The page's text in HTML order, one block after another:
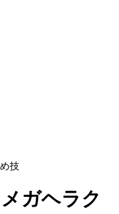
技
ガヘラク